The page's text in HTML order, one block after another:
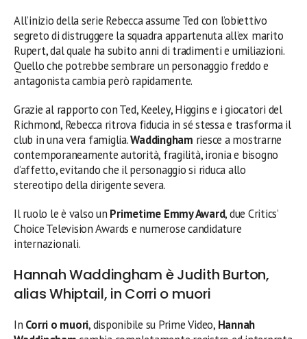
All’inizio della serie Rebecca assume Ted con l’obiettivo
segreto di distruggere la squadra appartenuta all’ex marito
Rupert, dal quale ha subito anni di tradimenti e umiliazioni.
Quello che potrebbe sembrare un personaggio freddo e
antagonista cambia però rapidamente.
Grazie al rapporto con Ted, Keeley, Higgins e i giocatori del
Richmond, Rebecca ritrova fiducia in sé stessa e trasforma il
club in una vera famiglia.Waddingham riesce a mostrarne
contemporaneamente autorità, fragilità, ironia e bisogno
d’affetto, evitando che il personaggio si riduca allo
stereotipo della dirigente severa.
Il ruolo le è valso un Primetime Emmy Award, due Critics’
Choice Television Awards e numerose candidature
internazionali.
Hannah Waddingham è Judith Burton,
alias Whiptail, in Corri o muori
In Corri o muori, disponibile su Prime Video, Hannah